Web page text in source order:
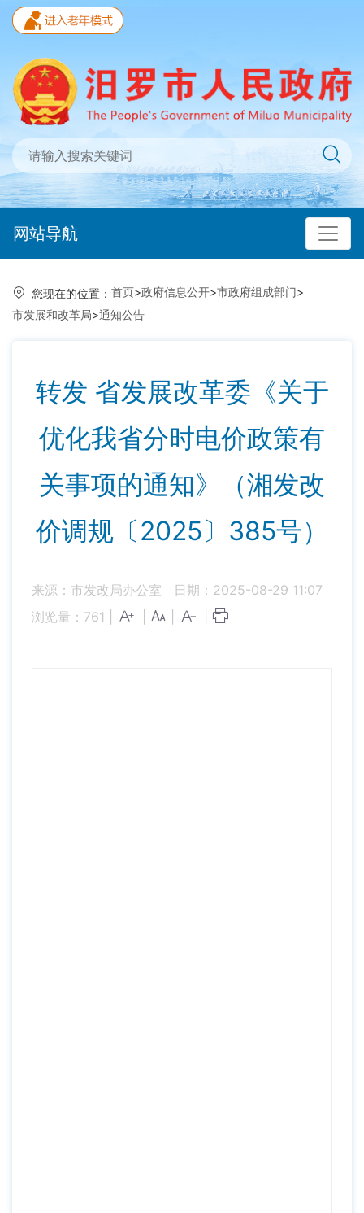
网站导航
您现在的位置： 首页>政府信息公开>市政府组成部门>
市发展和改革局>通知公告
转发 省发展改革委《关于
优化我省分时电价政策有
关事项的通知》（湘发改
价调规〔2025〕385号）
来源：市发改局办公室
日期：2025-08-29 11:07
浏览量： 761